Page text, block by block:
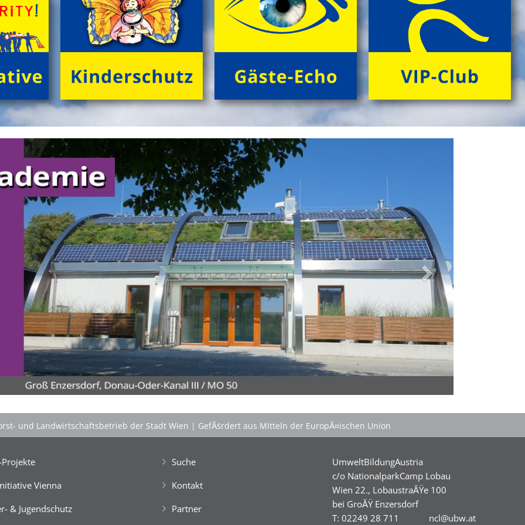
Das klassische
'GrĂźne Insel Camp'sind fĂźnf
kurzweilige, sinnliche Outdoor-Ferientage fĂźr
neugierige Kids (8 bis 12 Jahre) in der trauten
Gemeinschaft von Freund*innen beim Zelten im
grĂźnen Ambiente! Gemeinsam NaturhĂźtten gestalten,
'KletterInsel', â€Ś abends im Kreis dem Knistern des
>'GrĂźne Insel Camp'
'English Adventure Camp'
Enjoy English in exciting camp-life!
Beim tollen Ferienabenteuer 'English Adventure Camp'
plaudern die Kids (10 bis 14 Jahre) im Camp von frĂźh
bis spĂ¤t spielerisch locker 'in English'. Wir 'chatten'
ohne Angst und Computer real drauf los, â€Ś tagsĂźber
bei spannenden Naturabenteuern, beim gemeinsamen
FloĂŸbau und Gestalten von 'nature huts' ebenso wie
abends 'at the campfire'.
>'English Adventure Camp'
'Schlafnester CampLodges'
Kids nĂ¤chtigen auf der 'Augenweide'!
Gemeinsam mit Freund*innen im kuscheligen
'Schlafnest'nĂ¤chtigen, NaturhĂźtten im Wald
gestalten, kreativ ein FloĂŸ bauen, im NaturgewĂ¤sser
baden, klettern, tĂźmpeln, mikroskopieren â€Ś dem
Knistern am Lagerfeuer lauschen, abends die Au
erkunden und viele weitere Abenteuer erleben!
PĂ¤dagog*innen wissen zu begeistern. Sie sorgen rund
um die Uhr um das Wohl der Kinder, fĂźr Bewegung
und Freude im Camp-Alltag, â€Ś ebenso fĂźr die
'CateringInsel' frisch zubereiteten, kĂśstlichen Bio-
> 'Schlafnester CampLodges'
> Information & Anmeldung'
> Folder ansehen'
und Landwirtschaftsbetrieb der Stadt Wien | GefĂśrdert aus Mitteln der EuropĂ¤ischen Union
Projekte
Vienna
& Jugendschutz
Suche
Kontakt
Partner
UmweltBildungAustria
c/o NationalparkCamp Lobau
Wien 22., LobaustraĂŸe 100
bei GroĂŸ Enzersdorf
T: 02249 28 711
ncl@ubw.at